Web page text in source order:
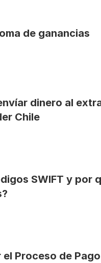
de ganancias
dinero al
Chile
SWIFT y por
Proceso de Pago